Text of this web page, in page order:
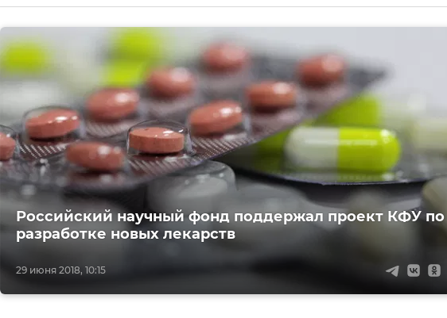
29 июня 2018, 10:15
Российский научный фонд поддержал проект КФУ по
разработке новых лекарств